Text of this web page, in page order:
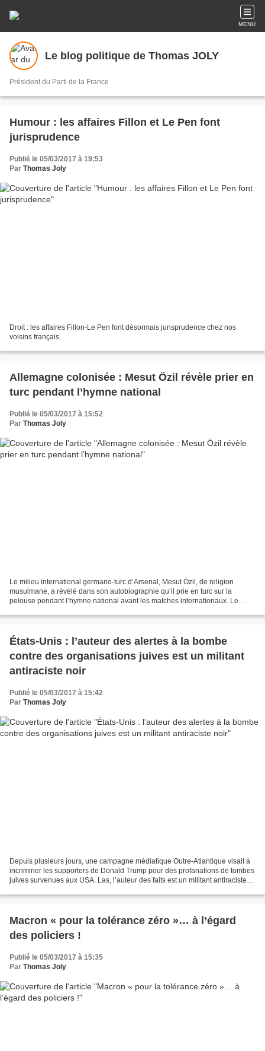
MENU
Le blog politique de Thomas JOLY
Président du Parti de la France
Humour : les affaires Fillon et Le Pen font
jurisprudence
Publié le 05/03/2017 à 19:53
Par Thomas Joly
Droit : les affaires Fillon-Le Pen font désormais jurisprudence chez nos
voisins français.
Allemagne colonisée : Mesut Özil révèle prier en
turc pendant l’hymne national
Publié le 05/03/2017 à 15:52
Par Thomas Joly
Le milieu international germano-turc d’Arsenal, Mesut Özil, de religion
musulmane, a révélé dans son autobiographie qu’il prie en turc sur la
pelouse pendant l’hymne national avant les matches internationaux. Le
États-Unis : l’auteur des alertes à la bombe
contre des organisations juives est un militant
antiraciste noir
Publié le 05/03/2017 à 15:42
Par Thomas Joly
Depuis plusieurs jours, une campagne médiatique Outre-Atlantique visait à
incriminer les supporters de Donald Trump pour des profanations de tombes
juives survenues aux USA. Las, l’auteur des faits est un militant antiraciste
Macron « pour la tolérance zéro »… à l’égard
des policiers !
Publié le 05/03/2017 à 15:35
Par Thomas Joly